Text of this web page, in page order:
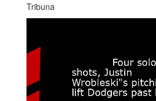
Tribuna